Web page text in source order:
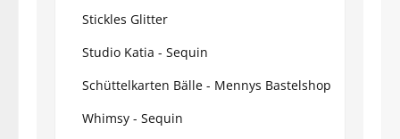
Stickles Glitter
Studio Katia - Sequin
Schüttelkarten Bälle - Mennys Bastelshop
Whimsy - Sequin